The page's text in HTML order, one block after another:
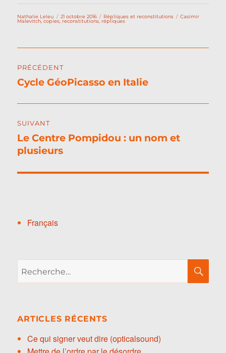
Auteur
Nathalie Leleu
Publié
le
21 octobre 2016 Catégories
Répliques et reconstitutions Étiquettes
Casimir
Malevitch ,copies reconstitutions répliques
de
PRÉCÉDENT
Publication
Cycle GéoPicasso en Italie
SUIVANT
Publication
suivante :
Le Centre Pompidou : un nom et
plusieurs
Français
pour :
ARTICLES RÉCENTS
Ce qui signer veut dire (opticalsound)